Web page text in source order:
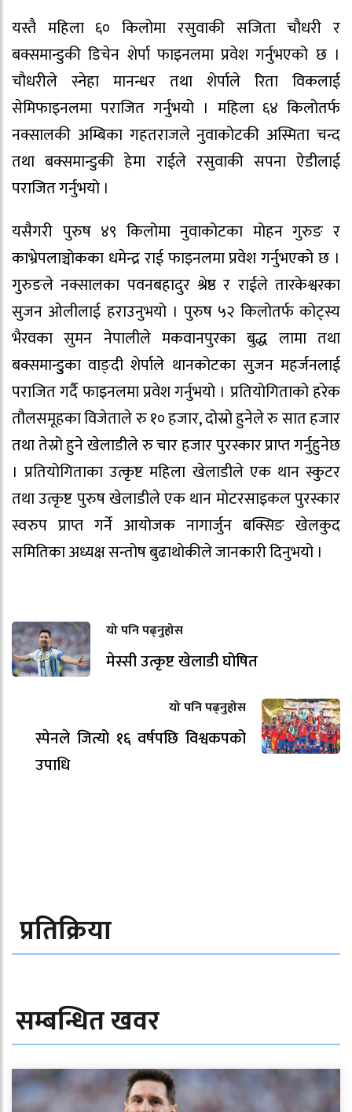
यस्तै महिला ६० किलोमा रसुवाकी सजिता चौधरी र
बक्समान्डुकी डिचेन शेर्पा फाइनलमा प्रवेश गर्नुभएको छ ।
चौधरीले स्नेहा मानन्धर तथा शेर्पाले रिता विकलाई
सेमिफाइनलमा पराजित गर्नुभयो । महिला ६४ किलोतर्फ
नक्सालकी अम्बिका गहतराजले नुवाकोटकी अस्मिता चन्द
तथा बक्समान्डुकी हेमा राईले रसुवाकी सपना ऐडीलाई
पराजित गर्नुभयो ।
यसैगरी पुरुष ४९ किलोमा नुवाकोटका मोहन गुरुङ र
काभ्रेपलाञ्चोकका धमेन्द्र राई फाइनलमा प्रवेश गर्नुभएको छ ।
गुरुङले नक्सालका पवनबहादुर श्रेष्ठ र राईले तारकेश्वरका
सुजन ओलीलाई हराउनुभयो । पुरुष ५२ किलोतर्फ कोट्स्य
भैरवका सुमन नेपालीले मकवानपुरका बुद्ध लामा तथा
बक्समान्डुुका वाङ्दी शेर्पाले थानकोटका सुजन महर्जनलाई
पराजित गर्दै फाइनलमा प्रवेश गर्नुभयो । प्रतियोगिताको हरेक
तौलसमूहका विजेताले रु १० हजार, दोस्रो हुनेले रु सात हजार
तथा तेस्रो हुने खेलाडीले रु चार हजार पुरस्कार प्राप्त गर्नुहुनेछ
। प्रतियोगिताका उत्कृष्ट महिला खेलाडीले एक थान स्कुटर
तथा उत्कृष्ट पुरुष खेलाडीले एक थान मोटरसाइकल पुरस्कार
स्वरुप प्राप्त गर्ने आयोजक नागार्जुन बक्सिङ खेलकुद
समितिका अध्यक्ष सन्तोष बुढाथोकीले जानकारी दिनुभयो ।
यो पनि पढ्नुहोस
मेस्सी उत्कृष्ट खेलाडी घोषित
यो पनि पढ्नुहोस
स्पेनले जित्यो १६ वर्षपछि विश्वकपको
उपाधि
प्रतिक्रिया
सम्बन्धित खवर